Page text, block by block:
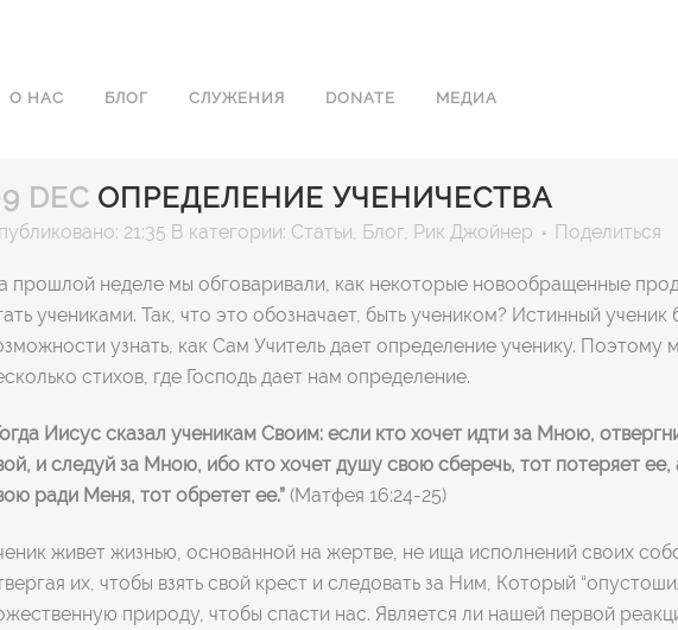
О НАС БЛОГ СЛУЖЕНИЯ DONATE МЕДИА
DEC ОПРЕДЕЛЕНИЕ УЧЕНИЧЕСТВА
21:35 В категории: Статьи, Блог, Рик Джойнер Поделиться
прошлой неделе мы обговаривали, как некоторые новообращенные
учениками. Так, что это обозначает, быть учеником? Истинный ученик
узнать, как Сам Учитель дает определение ученику. Поэтому
стихов, где Господь дает нам определение.
Иисус сказал ученикам Своим: если кто хочет идти за Мною,
и следуй за Мною, ибо кто хочет душу свою сберечь, тот потеряет
ради Меня, тот обретет ее.” (Матфея 16:24-25)
живет жизнью, основанной на жертве, не ища исполнений своих
их, чтобы взять свой крест и следовать за Ним, Который
природу, чтобы спасти нас. Является ли нашей первой